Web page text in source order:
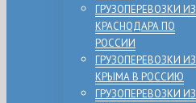
ГРУЗОПЕРЕВОЗКИ ИЗ
КРАСНОДАРА ПО
РОССИИ
ГРУЗОПЕРЕВОЗКИ ИЗ
КРЫМА В РОССИЮ
ГРУЗОПЕРЕВОЗКИ ИЗ